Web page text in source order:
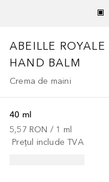
ABEILLE ROYALE
HAND BALM
Crema de maini
40 ml
5,57 RON / 1 ml
Prețul include TVA